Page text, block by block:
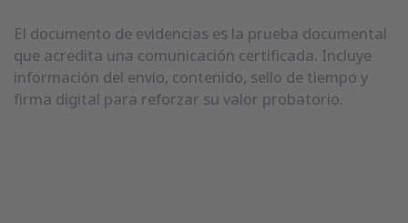
El documento de evidencias es la prueba documental
que acredita una comunicación certificada. Incluye
información del envío, contenido, sello de tiempo y
firma digital para reforzar su valor probatorio.